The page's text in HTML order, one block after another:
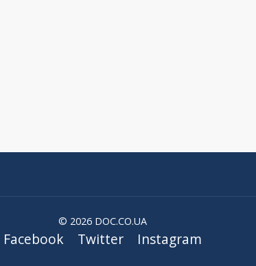
© 2026 DOC.CO.UA
Facebook Twitter Instagram